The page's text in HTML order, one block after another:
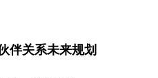
伴关系未来规划